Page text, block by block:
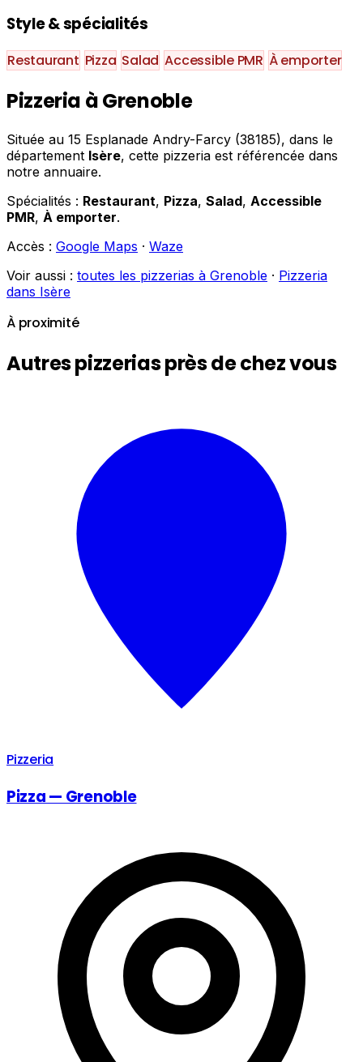
Style & spécialités
Restaurant Pizza Salad Accessible PMR À emporter
Pizzeria à Grenoble
Située au 15 Esplanade Andry-Farcy (38185), dans le
département Isère, cette pizzeria est référencée dans
notre annuaire.
Spécialités : Restaurant, Pizza, Salad, Accessible
PMR, À emporter.
Accès : Google Maps · Waze
Voir aussi : toutes les pizzerias à Grenoble · Pizzeria
dans Isère
À proximité
Autres pizzerias près de chez vous
Pizzeria
Pizza — Grenoble